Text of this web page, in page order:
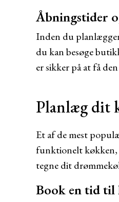
Åbningstider
Inden du
du kan besøge
er sikker på at få
Planlæg dit
Et af de mest
funktionelt køkken,
tegne dit
Book en tid